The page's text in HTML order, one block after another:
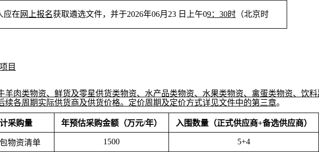
应在 网上报名获取遴选文件，并于2026年06月23 日上午09：30时 （北京时
目
肉类物资、鲜货及零星供货类物资、水产品类物资、水果类物资、禽蛋类物资、饮
各周期实际供货商及供货价格。定价周期及定价方式详见文件中的第三章。
采购量 年预估采购金额（万元/年） 入围数量（正式供应商+备选供应商）
物资清单 1500 5+4